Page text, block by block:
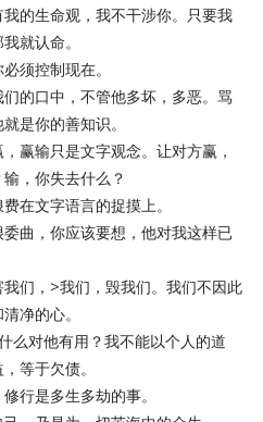
的生命观，我不干涉你。只要我
就认命。
须控制现在。
的口中，不管他多坏，多恶。骂
是你的善知识。
赢输只是文字观念。让对方赢，
，你失去什么？
在文字语言的捉摸上。
曲，你应该要想，他对我这样已
们，>我们，毁我们。我们不因此
净的心。
么对他有用？我不能以个人的道
等于欠债。
行是多生多劫的事。